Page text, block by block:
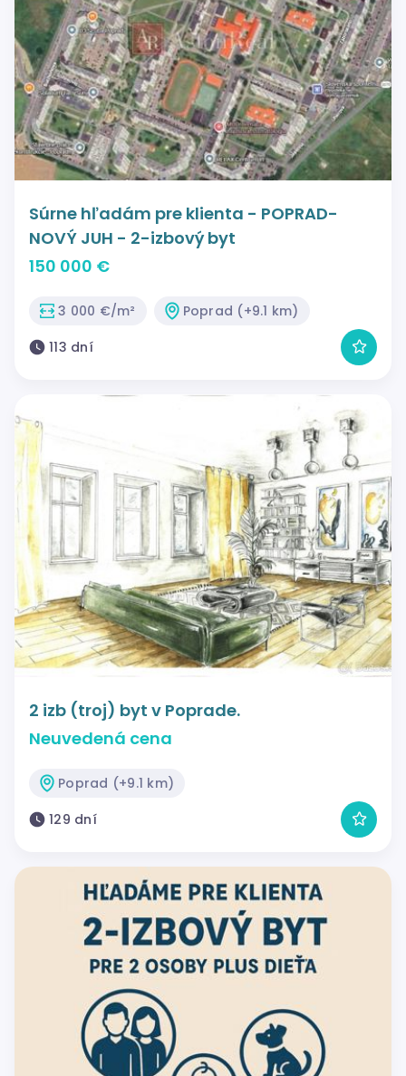
Súrne hľadám pre klienta - POPRAD-
NOVÝ JUH - 2-izbový byt
150 000 €
3 000 €/m²
Poprad (+9.1 km)
113 dní
2 izb (troj) byt v Poprade.
Neuvedená cena
Poprad (+9.1 km)
129 dní